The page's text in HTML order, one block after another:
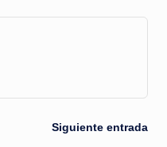
Siguiente entrada